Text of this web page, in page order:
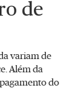
de
variam de
Além da
do